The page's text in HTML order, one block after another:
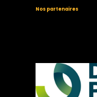
Nos partenaires